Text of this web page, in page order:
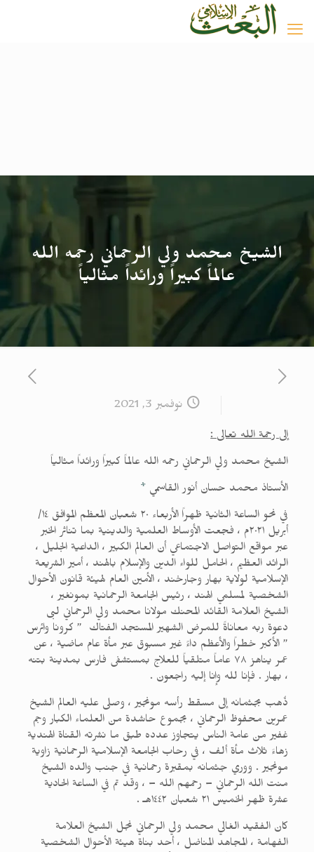
الشيخ محمد ولي الرحماني رحمه الله
عالماً كبيراً ورائداً مثالياً
نوفمبر 3, 2021
إلى رحمة الله تعالى :
الشيخ محمد ولي الرحماني رحمه الله عالماً كبيراً ورائداً مثالياً
الأستاذ محمد حسان أنور القاسمي *
في نحو الساعة الثانية ظهراً الأربعاء ٢٠ شعبان المعظم الموافق ١٤/
أبريل ٢٠٢١م ، فجعت الأوساط العلمية والدينية بما تناثر الخبر
عبر مواقع التواصل الاجتماعي أن العالم الكبير ، الداعية الجليل ،
الرائد العظيم ، الحامل للواء الدين والإسلام بالهند ، أمير الشريعة
الإسلامية لولاية بهار وجارخند ، الأمين العام لهيئة قانون الأحوال
الشخصية لمسلمي الهند ، رئيس الجامعة الرحمانية بمونغير ،
الشيخ العلامة القائد المحنك مولانا محمد ولي الرحماني لبى
دعوة ربه معاناةً للمرض الشهير المستجد الفتاك ” كرونا وائرس
” الأكبر خطراً والأعظم داءً غير مسبوق عبر مأة عام ماضية ، عن
عمر يناهز ٧٨ عاماً متلقياً للعلاج بمستشفى فارس بمدينة بتنه
، بهار . فإنا لله وإنا إليه راجعون .
ذُهب بجثمانه إلى مسقط رأسه مونجير ، وصلى عليه العالم الشيخ
عمرين محفوظ الرحماني ، بجموع حاشدة من العلماء الكبار وجم
غفير من عامة الناس يتجاوز عدده طبق ما نشرته القناة الهندية
زهاءَ ثلاث مأة ألف ، في رحاب الجامعة الإسلامية الرحمانية زاوية
مونجير . ووري جثمانه بمقبرة رحمانية في جنب والده الشيخ
منت الله الرحماني – رحمهم الله – ، وقد تم في الساعة الحادية
عشرة ظهر الخميس ٢١ شعبان ١٤٤٢هـ .
كان الفقيد الغالي محمد ولي الرحماني نجل الشيخ العلامة
الفهامة ، المجاهد المناضل ، أحد بناة هيئة الأحوال الشخصية